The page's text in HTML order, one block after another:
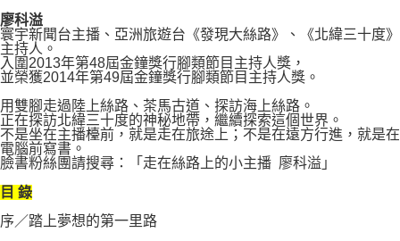
廖科溢
寰宇新聞台主播、亞洲旅遊台《發現大絲路》、《北緯三十度》
主持人。
入圍2013年第48屆金鐘獎行腳類節目主持人獎，
並榮獲2014年第49屆金鐘獎行腳類節目主持人獎。
用雙腳走過陸上絲路、茶馬古道、探訪海上絲路。
正在探訪北緯三十度的神秘地帶，繼續探索這個世界。
不是坐在主播檯前，就是走在旅途上；不是在遠方行進，就是在
電腦前寫書。
臉書粉絲團請搜尋：「走在絲路上的小主播 廖科溢」
目 錄
序／踏上夢想的第一里路